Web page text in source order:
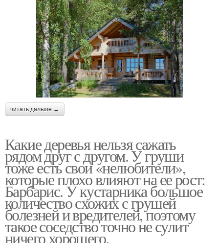
читать дальше →
Какие деревья нельзя сажать
рядом друг с другом. У груши
тоже есть свои «нелюбители»,
которые плохо влияют на ее рост:
Барбарис. У кустарника большое
количество схожих с грушей
болезней и вредителей, поэтому
такое соседство точно не сулит
ничего хорошего.